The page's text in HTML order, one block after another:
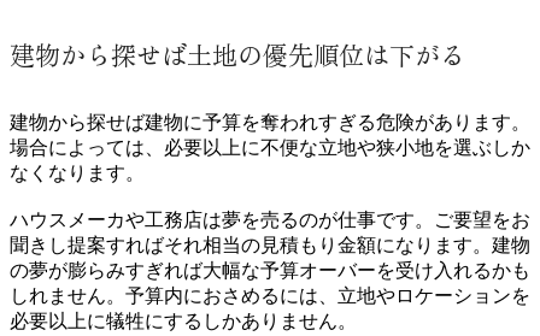
建物から探せば土地の優先順位は下がる
建物から探せば建物に予算を奪われすぎる危険があります。
場合によっては、必要以上に不便な立地や狭小地を選ぶしか
なくなります。
ハウスメーカや工務店は夢を売るのが仕事です。ご要望をお
聞きし提案すればそれ相当の見積もり金額になります。建物
の夢が膨らみすぎれば大幅な予算オーバーを受け入れるかも
しれません。予算内におさめるには、立地やロケーションを
必要以上に犠牲にするしかありません。